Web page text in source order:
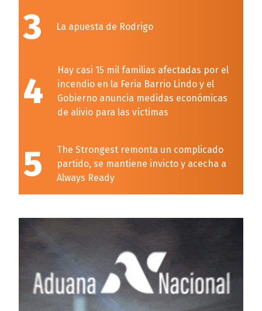
3 La apuesta de Rodrigo
4
Hay casi 15 mil familias afectadas por el
incendio en la Feria Barrio Lindo y el
Gobierno anuncia medidas económicas
de alivio para las víctimas
5
The Strongest remonta un complicado
partido, se mantiene invicto y acecha a
Always Ready